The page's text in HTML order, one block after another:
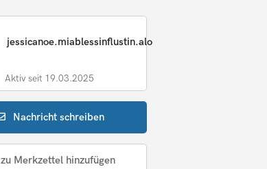
jessicanoe.miablessinflustin.alo
Aktiv seit 19.03.2025
Nachrichtschreiben
zu Merkzettel hinzufügen